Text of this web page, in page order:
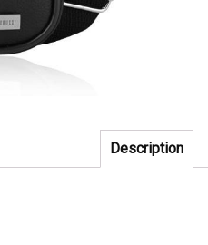
Description